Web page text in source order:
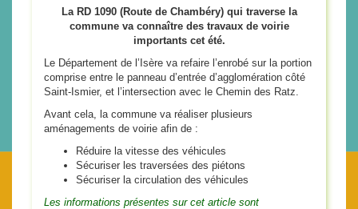
La RD 1090 (Route de Chambéry) qui traverse la
commune va connaître des travaux de voirie
importants cet été.
Le Département de l’Isère va refaire l’enrobé sur la portion
comprise entre le panneau d’entrée d’agglomération côté
Saint-Ismier, et l’intersection avec le Chemin des Ratz.
Avant cela, la commune va réaliser plusieurs
aménagements de voirie afin de :
Réduire la vitesse des véhicules
Sécuriser les traversées des piétons
Sécuriser la circulation des véhicules
Les informations présentes sur cet article sont